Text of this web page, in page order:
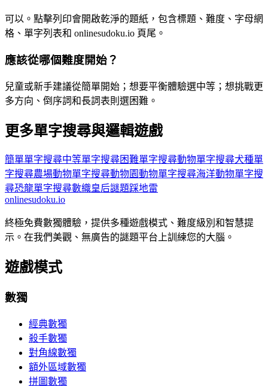
可以。點擊列印會開啟乾淨的題紙，包含標題、難度、字母網
格、單字列表和 onlinesudoku.io 頁尾。
應該從哪個難度開始？
兒童或新手建議從簡單開始；想要平衡體驗選中等；想挑戰更
多方向、倒序詞和長詞表則選困難。
更多單字搜尋與邏輯遊戲
簡單單字搜尋中等單字搜尋困難單字搜尋動物單字搜尋犬種單
字搜尋農場動物單字搜尋動物園動物單字搜尋海洋動物單字搜
尋恐龍單字搜尋數織皇后謎題踩地雷
onlinesudoku.io
終極免費數獨體驗，提供多種遊戲模式、難度級別和智慧提
示。在我們美觀、無廣告的謎題平台上訓練您的大腦。
遊戲模式
數獨
經典數獨
殺手數獨
對角線數獨
額外區域數獨
拼圖數獨